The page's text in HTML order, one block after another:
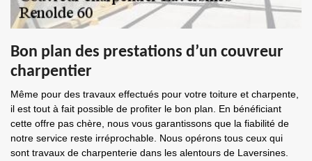
Bon plan des prestations d’un couvreur
charpentier
Même pour des travaux effectués pour votre toiture et charpente,
il est tout à fait possible de profiter le bon plan. En bénéficiant
cette offre pas chère, nous vous garantissons que la fiabilité de
notre service reste irréprochable. Nous opérons tous ceux qui
sont travaux de charpenterie dans les alentours de Laversines.